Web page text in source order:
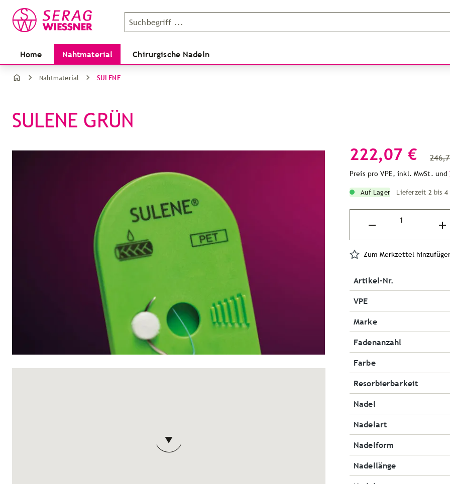
Home Nahtmaterial Chirurgische Nadeln
Nahtmaterial SULENE
SULENE GRÜN
222,07 €
Preis pro VPE, inkl. MwSt. und
Auf Lager Lieferzeit 2 bis 4
Zum Merkzettel
Artikel-Nr.
VPE
Marke
Fadenanzahl
Farbe
Resorbierbarkeit
Nadel
Nadelart
Nadelform
Nadellänge